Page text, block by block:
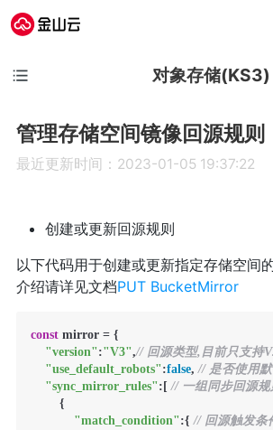
对象存储(KS3)
管理存储空间镜像回源规则
最近更新时间：2023-01-05 19:37:22
创建或更新回源规则
以下代码用于创建或更新指定存储空间
介绍请详见文档PUT BucketMirror
const mirror = {
"version":"V3",// 回源类型,目前只支持
"use_default_robots":false, // 是否使用
"sync_mirror_rules":[ // 一组同步回源规
        {
"match_condition":{ // 回源触发条